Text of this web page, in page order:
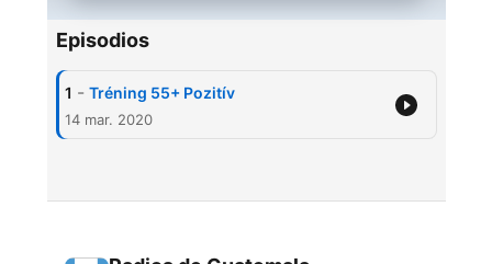
Episodios
1 - Tréning 55+ Pozitív
14 mar. 2020